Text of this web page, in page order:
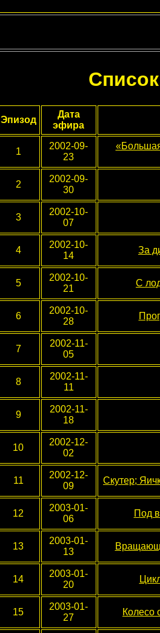
Эпизод
Дата
эфира
1
2002-09-
23
2
2002-09-
30
3
2002-10-
07
4
2002-10-
14
За
5
2002-10-
21
С
6
2002-10-
28
7
2002-11-
05
8
2002-11-
11
9
2002-11-
18
10
2002-12-
02
11
2002-12-
09
Скутер;
12
2003-01-
06
Под
13
2003-01-
13
14
2003-01-
20
15
2003-01-
27
Колесо